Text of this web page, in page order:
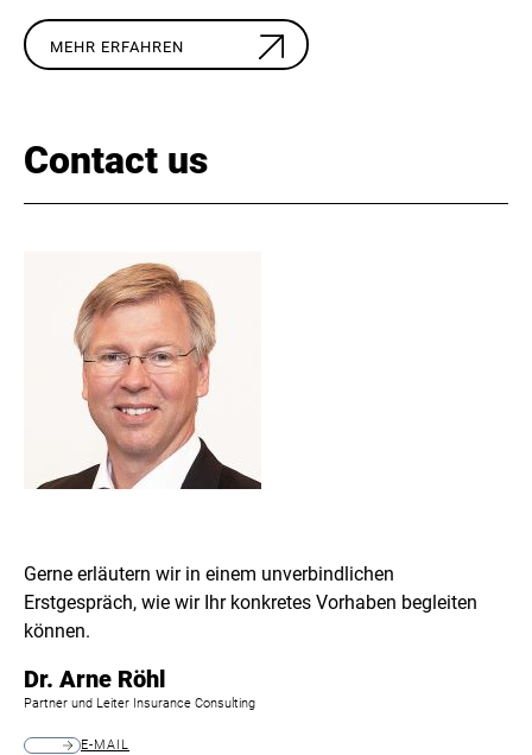
MEHR ERFAHREN
Contact us
Gerne erläutern wir in einem unverbindlichen
Erstgespräch, wie wir Ihr konkretes Vorhaben begleiten
können.
Dr. Arne Röhl
Partner und Leiter Insurance Consulting
E-MAIL